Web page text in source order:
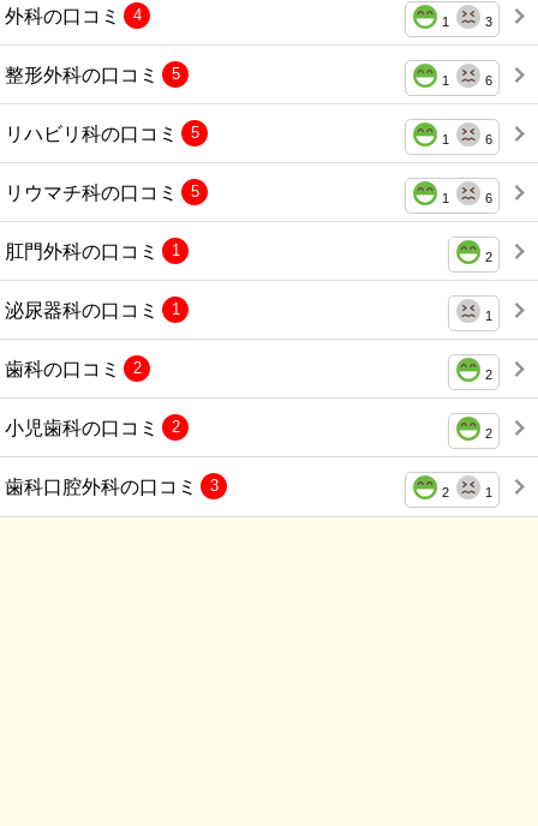
外科の口コミ 1 3
4
整形外科の口コミ 1 6
5
リハビリ科の口コミ 1 6
5
リウマチ科の口コミ 1 6
5
肛門外科の口コミ 2
1
泌尿器科の口コミ 1
1
歯科の口コミ 2
2
小児歯科の口コミ 2
2
歯科口腔外科の口コミ 2 1
3